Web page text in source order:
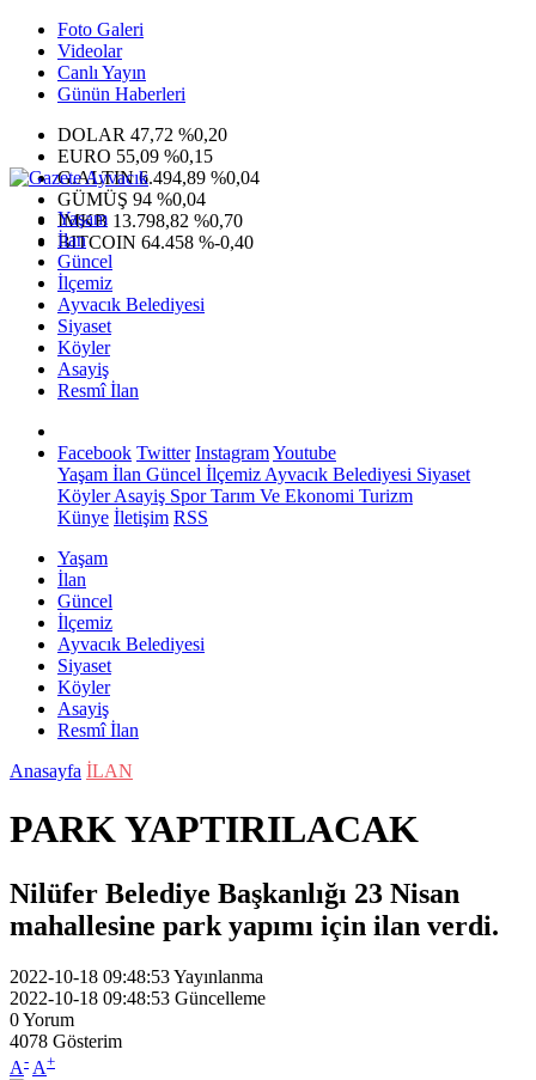
Foto Galeri
Videolar
Canlı Yayın
Günün Haberleri
DOLAR 47,72 %0,20
EURO 55,09 %0,15
G.ALTIN6.494,89 %0,04
GÜMÜŞ 94 %0,04
IMKB 13.798,82 %0,70
BITCOIN 64.458 %-0,40
Yaşam
İlan
Güncel
İlçemiz
Ayvacık Belediyesi
Siyaset
Köyler
Asayiş
Resmî İlan
Facebook Twitter InstagramYoutube
Yaşam İlan Güncel İlçemiz Ayvacık Belediyesi Siyaset
KöylerAsayiş SporTarım Ve Ekonomi Turizm
Künye İletişim RSS
Yaşam
İlan
Güncel
İlçemiz
Ayvacık Belediyesi
Siyaset
Köyler
Asayiş
Resmî İlan
Anasayfa İLAN
PARK YAPTIRILACAK
Nilüfer Belediye Başkanlığı 23 Nisan
mahallesine park yapımı için ilan verdi.
2022-10-18 09:48:53Yayınlanma
2022-10-18 09:48:53 Güncelleme
0Yorum
4078 Gösterim
A- A+